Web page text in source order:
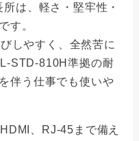
は、軽さ・堅牢性・
す。
しやすく、全然苦に
STD-810H準拠の耐
伴う仕事でも使いや
、RJ-45まで備え